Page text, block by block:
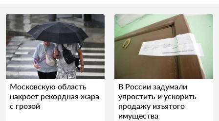
Московскую область
накроет рекордная жара
с грозой
В России задумали
упростить и ускорить
продажу изъятого
имущества